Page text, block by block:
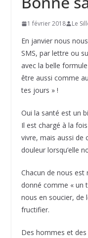
1 février 2018 Le
En janvier nous
SMS, par lettre ou
avec la belle
être aussi comme
tes jours » !
Oui la santé est un
Il est chargé à la
vivre, mais aussi de
douleur lorsqu’elle
Chacun de nous est
donné comme « un
nous en soucier, de
fructifier.
Des hommes et